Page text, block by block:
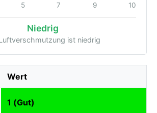
5 7 9 10
Niedrig
ist niedrig
Wert
1 (Gut)